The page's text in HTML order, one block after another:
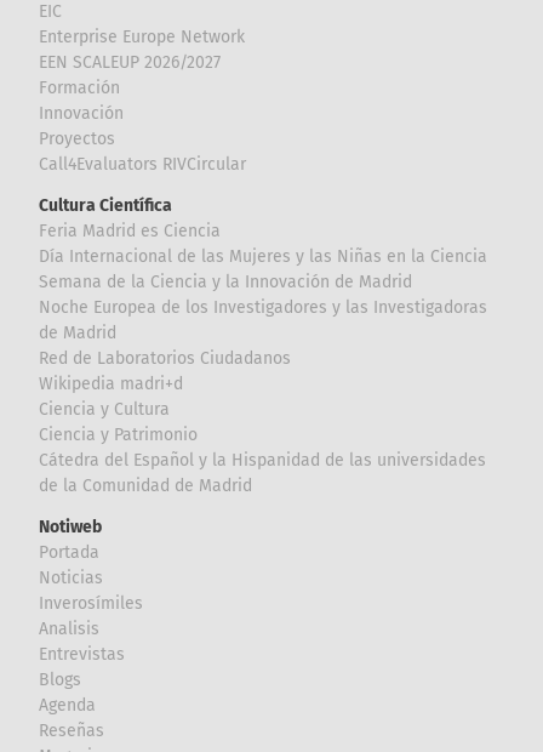
EIC
Enterprise Europe Network
EEN SCALEUP 2026/2027
Formación
Innovación
Proyectos
Call4Evaluators RIVCircular
Cultura Científica
Feria Madrid es Ciencia
Día Internacional de las Mujeres y las Niñas en la Ciencia
Semana de la Ciencia y la Innovación de Madrid
Noche Europea de los Investigadores y las Investigadoras
de Madrid
Red de Laboratorios Ciudadanos
Wikipedia madri+d
Ciencia y Cultura
Ciencia y Patrimonio
Cátedra del Español y la Hispanidad de las universidades
de la Comunidad de Madrid
Notiweb
Portada
Noticias
Inverosímiles
Analisis
Entrevistas
Blogs
Agenda
Reseñas